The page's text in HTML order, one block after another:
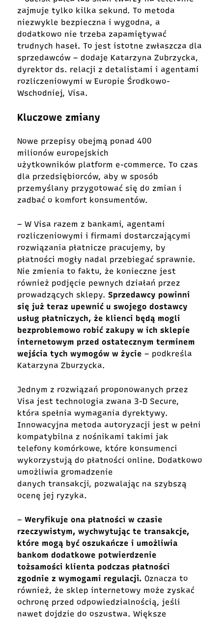
zajmuje tylko kilka sekund. To metoda
niezwykle bezpieczna i wygodna, a
dodatkowo nie trzeba zapamiętywać
trudnych haseł. To jest istotne zwłaszcza dla
sprzedawców – dodaje Katarzyna Zubrzycka,
dyrektor ds. relacji z detalistami i agentami
rozliczeniowymi w Europie Środkowo-
Wschodniej, Visa.
Kluczowe zmiany
Nowe przepisy obejmą ponad 400
milionów europejskich
użytkowników platform e-commerce. To czas
dla przedsiębiorców, aby w sposób
przemyślany przygotować się do zmian i
zadbać o komfort konsumentów.
– W Visa razem z bankami, agentami
rozliczeniowymi i firmami dostarczającymi
rozwiązania płatnicze pracujemy, by
płatności mogły nadal przebiegać sprawnie.
Nie zmienia to faktu, że konieczne jest
również podjęcie pewnych działań przez
prowadzących sklepy. Sprzedawcy powinni
się już teraz upewnić u swojego dostawcy
usług płatniczych, że klienci będą mogli
bezproblemowo robić zakupy w ich sklepie
internetowym przed ostatecznym terminem
wejścia tych wymogów w życie – podkreśla
Katarzyna Zburzycka.
Jednym z rozwiązań proponowanych przez
Visa jest technologia zwana 3-D Secure,
która spełnia wymagania dyrektywy.
Innowacyjna metoda autoryzacji jest w pełni
kompatybilna z nośnikami takimi jak
telefony komórkowe, które konsumenci
wykorzystują do płatności online. Dodatkowo
umożliwia gromadzenie
danych transakcji, pozwalając na szybszą
ocenę jej ryzyka.
– Weryfikuje ona płatności w czasie
rzeczywistym, wychwytując te transakcje,
które mogą być oszukańcze i umożliwia
bankom dodatkowe potwierdzenie
tożsamości klienta podczas płatności
zgodnie z wymogami regulacji. Oznacza to
również, że sklep internetowy może zyskać
ochronę przed odpowiedzialnością, jeśli
nawet dojdzie do oszustwa. Większe